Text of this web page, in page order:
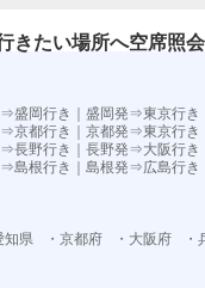
きたい場所へ空席照
盛岡行き 盛岡発⇒東京行き
京都行き 京都発⇒東京行き
長野行き 長野発⇒大阪行き
島根行き 島根発⇒広島行き
知県 ・京都府 ・大阪府 ・